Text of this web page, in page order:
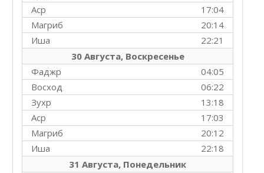
17:04
Аср
20:14
Магриб
22:21
Иша
30 Августа, Воскресенье
04:05
Фаджр
06:22
Восход
13:18
Зухр
17:03
Аср
20:12
Магриб
22:18
Иша
31 Августа, Понедельник